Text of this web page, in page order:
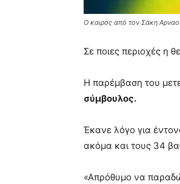
Ο καιρός από τον Σάκη
Σε ποιες περιοχές η
Η παρέμβαση του
σύμβουλος.
Έκανε λόγο για
ακόμα και τους 34
«Απρόθυμο να